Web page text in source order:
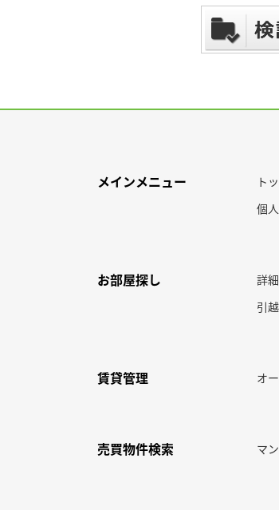
メインメニュー ト
個
お部屋探し 詳
引
賃貸管理 オ
売買物件検索 マ